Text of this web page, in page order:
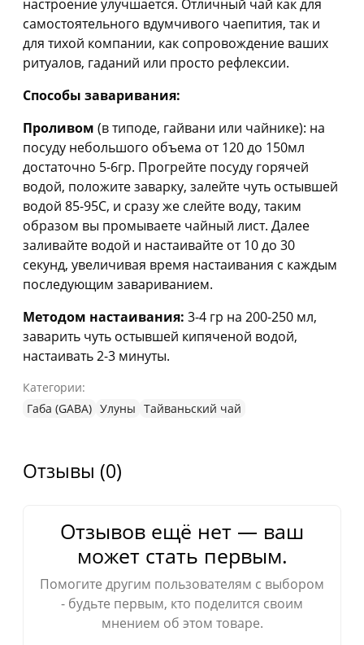
настроение улучшается. Отличный чай как для
самостоятельного вдумчивого чаепития, так и
для тихой компании, как сопровождение ваших
ритуалов, гаданий или просто рефлексии.
Способы заваривания:
Проливом (в типоде, гайвани или чайнике): на
посуду небольшого объема от 120 до 150мл
достаточно 5-6гр. Прогрейте посуду горячей
водой, положите заварку, залейте чуть остывшей
водой 85-95С, и сразу же слейте воду, таким
образом вы промываете чайный лист. Далее
заливайте водой и настаивайте от 10 до 30
секунд, увеличивая время настаивания с каждым
последующим завариванием.
Методом настаивания: 3-4 гр на 200-250 мл,
заварить чуть остывшей кипяченой водой,
настаивать 2-3 минуты.
Категории:
Габа (GABA) Улуны Тайваньский чай
Отзывы (0)
Отзывов ещё нет — ваш
может стать первым.
Помогите другим пользователям с выбором
- будьте первым, кто поделится своим
мнением об этом товаре.